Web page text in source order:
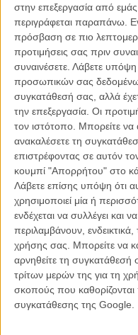
στην επεξεργασία από
περιγράφεται παραπάνω.
πρόσβαση σε πιο
προτιμήσεις σας πριν
συναινέσετε. Λάβετε υπόψη
προσωπικών σας
συγκατάθεσή σας, αλλά
την επεξεργασία. Οι
τον ιστότοπο. Μπορείτε να
ανακαλέσετε τη
επιστρέφοντας σε αυτόν
κουμπί "Απορρήτου" στο
Λάβετε επίσης υπόψη ότι
χρησιμοποιεί μία ή
ενδέχεται να συλλέγει και
περιλαμβάνουν,
χρήσης σας. Μπορείτε να
αρνηθείτε τη συγκατάθεσή
τρίτων μερών της για τη
σκοπούς που
συγκατάθεσης της Google.
Και συν της άλλοις την
θα συναντούσες σε
όπως την διευθύντρια
Μάνσελ στην μουσική και να
Χιούστον στον κεντρικό ρόλο.
Απόλυτα στιλιζαρισμένο με
σετ, το φιλμ ακολουθεί το
επιχειρηματία που
ανθρώπους του. Μια ιδέα από
ταινία η οποία έκανε την
Κινηματογράφου της Ρώμης
ολόκληρο στο βίντεο.